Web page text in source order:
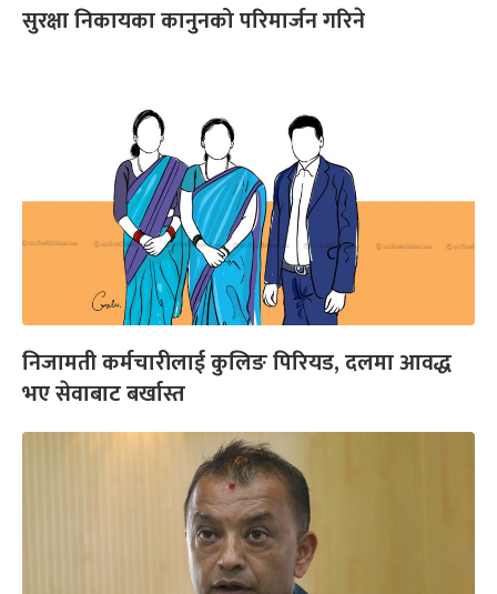
सुरक्षा निकायका कानुनको परिमार्जन गरिने
निजामती कर्मचारीलाई कुलिङ पिरियड, दलमा आवद्ध
भए सेवाबाट बर्खास्त